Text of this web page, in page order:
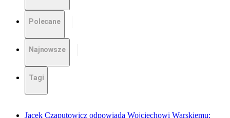
Polecane
Najnowsze
Tagi
Jacek Czaputowicz odpowiada Wojciechowi Warskiemu: